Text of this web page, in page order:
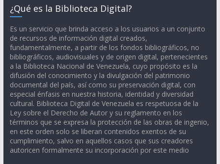
¿Qué es la Biblioteca Digital?
Es un servicio que brinda acceso a los usuarios a un conjunto
de recursos de información digital creados,
fundamentalmente, a partir de los fondos bibliográficos, no
bibliográficos, audiovisuales y de origen digital, pertenecientes
a la Biblioteca Nacional de Venezuela, cuyo propósito es la
difusión del conocimiento y la divulgación del patrimonio
documental del país, así como su preservación digital, con
especial énfasis en nuestra historia, identidad y diversidad
cultural. Biblioteca Digital de Venezuela es respetuosa de la
Ley sobre el Derecho de Autor y su reglamento en los
términos que se expresa la protección de las obras de ingenio,
en este orden solo se liberan contenidos exentos de su
cumplimiento, salvo en aquellos casos que sus creadores
autoricen formalmente su incorporación por este medio